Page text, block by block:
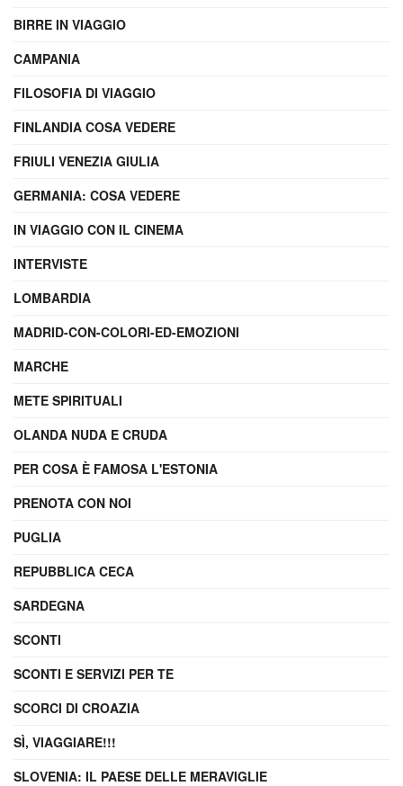
BIRRE IN VIAGGIO
CAMPANIA
FILOSOFIA DI VIAGGIO
FINLANDIA COSA VEDERE
FRIULI VENEZIA GIULIA
GERMANIA: COSA VEDERE
IN VIAGGIO CON IL CINEMA
INTERVISTE
LOMBARDIA
MADRID-CON-COLORI-ED-EMOZIONI
MARCHE
METE SPIRITUALI
OLANDA NUDA E CRUDA
PER COSA È FAMOSA L'ESTONIA
PRENOTA CON NOI
PUGLIA
REPUBBLICA CECA
SARDEGNA
SCONTI
SCONTI E SERVIZI PER TE
SCORCI DI CROAZIA
SÌ, VIAGGIARE!!!
SLOVENIA: IL PAESE DELLE MERAVIGLIE